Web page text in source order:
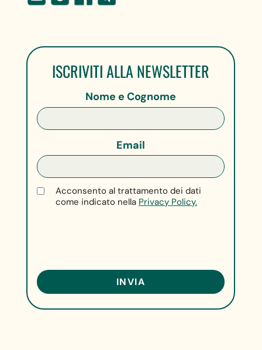
ISCRIVITI ALLA NEWSLETTER
Nome e Cognome
Email
Acconsento al trattamento dei dati
come indicato nella Privacy Policy.